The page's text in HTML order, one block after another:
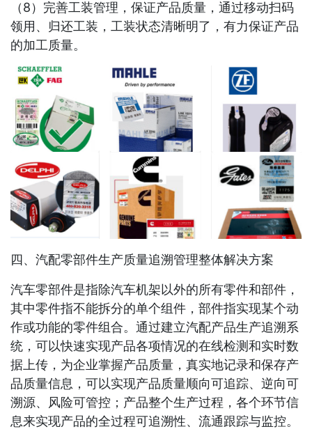
（8）完善工装管理，保证产品质量，通过移动扫码
领用、归还工装，工装状态清晰明了，有力保证产品
的加工质量。
四、汽配零部件生产质量追溯管理整体解决方案
汽车零部件是指除汽车机架以外的所有零件和部件，
其中零件指不能拆分的单个组件，部件指实现某个动
作或功能的零件组合。通过建立汽配产品生产追溯系
统，可以快速实现产品各项情况的在线检测和实时数
据上传，为企业掌握产品质量，真实地记录和保存产
品质量信息，可以实现产品质量顺向可追踪、逆向可
溯源、风险可管控；产品整个生产过程，各个环节信
息来实现产品的全过程可追溯性、流通跟踪与监控。